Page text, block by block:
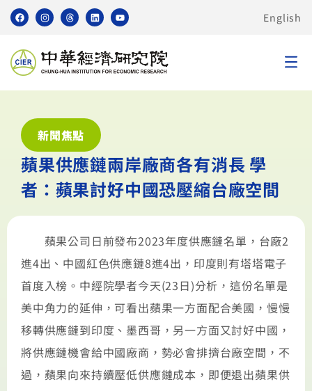
English
新聞焦點
蘋果供應鏈兩岸廠商各有消長 學
者：蘋果討好中國恐壓縮台廠空間
蘋果公司日前發布2023年度供應鏈名單，台廠2
進4出、中國紅色供應鏈8進4出，印度則有塔塔電子
首度入榜。中經院學者今天(23日)分析，這份名單是
美中角力的延伸，可看出蘋果一方面配合美國，慢慢
移轉供應鏈到印度、墨西哥，另一方面又討好中國，
將供應鏈機會給中國廠商，勢必會排擠台廠空間，不
過，蘋果向來持續壓低供應鏈成本，即便退出蘋果供